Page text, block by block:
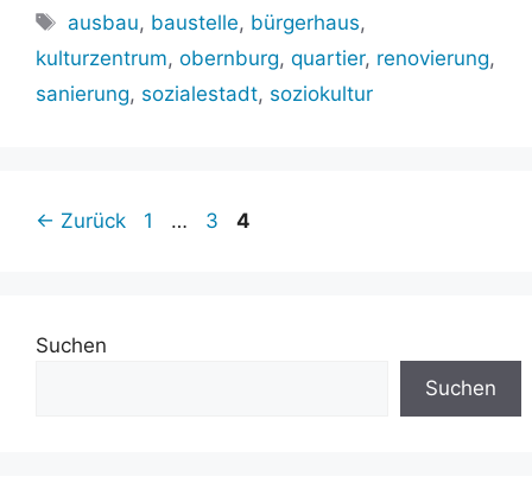
Schlagwörter
ausbau, baustelle, bürgerhaus,
kulturzentrum, obernburg, quartier, renovierung,
sanierung, sozialestadt, soziokultur
← Zurück Seite
1 … Seite
3 Seite
4
Suchen
Suchen